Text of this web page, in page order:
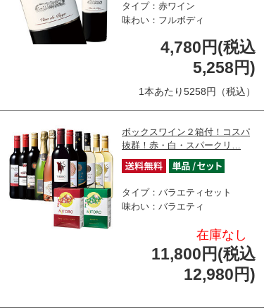
タイプ：赤ワイン
味わい：フルボディ
4,780円(税込
5,258円)
1本あたり5258円（税込）
ボックスワイン２箱付！コスパ
抜群！赤・白・スパークリ…
タイプ：バラエティセット
味わい：バラエティ
在庫なし
11,800円(税込
12,980円)